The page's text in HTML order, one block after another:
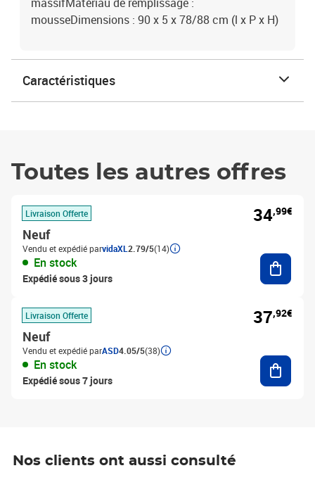
mousseDimensions : 90 x 5 x 78/88 cm (l x P x H)
Caractéristiques
Toutes les autres offres
Livraison Offerte
Neuf
Vendu et expédié parvidaXL 2.79/5(14)
En stock
Expédié sous 3 jours
34,99€
Livraison Offerte
Neuf
Vendu et expédié parASD4.05/5(38)
En stock
Expédié sous 7 jours
37,92€
Nos clients ont aussi consulté